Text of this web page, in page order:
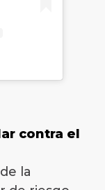
contra el
la